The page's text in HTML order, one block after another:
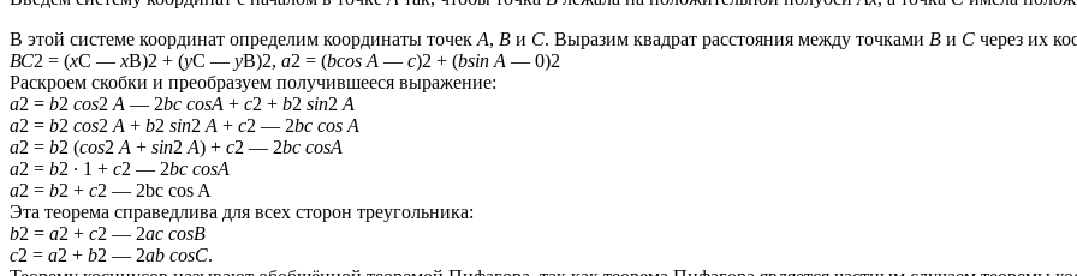
В этой системе координат определим координаты точек А, В и С. Выразим квадрат расстояния между точками В и С через их
ВС2 = (xC — xB)2 + (yC — yB)2, a2 = (bcos A — c)2 + (bsin A — 0)2
Раскроем скобки и преобразуем получившееся выражение:
a2 = b2 cos2 A — 2bc cosA + c2 + b2 sin2 A
a2 = b2 cos2 A + b2 sin2 A + c2 — 2bc cos A
a2 = b2 (cos2 A + sin2 A) + c2 — 2bc cosA
a2 = b2 ∙ 1 + c2 — 2bc cosA
a2 = b2 + c2 — 2bc cos A
Эта теорема справедлива для всех сторон треугольника:
b2 = a2 + c2 — 2ac cosB
c2 = a2 + b2 — 2ab cosC.